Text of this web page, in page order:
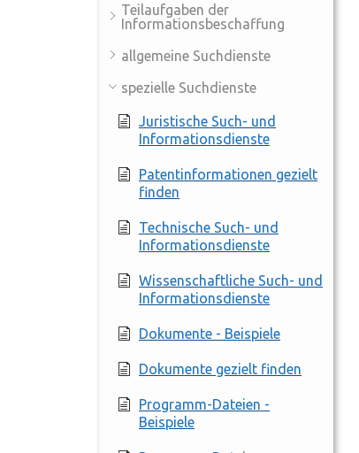
Teilaufgaben der
Informationsbeschaffung
allgemeine Suchdienste
spezielle Suchdienste
Juristische Such- und
Informationsdienste
Patentinformationen gezielt
finden
Technische Such- und
Informationsdienste
Wissenschaftliche Such- und
Informationsdienste
Dokumente - Beispiele
Dokumente gezielt finden
Programm-Dateien -
Beispiele